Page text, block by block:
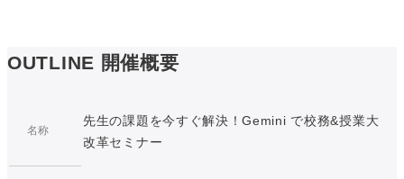
OUTLINE 開催概要
名称
先生の課題を今すぐ解決！Gemini で校務&授業大
改革セミナー